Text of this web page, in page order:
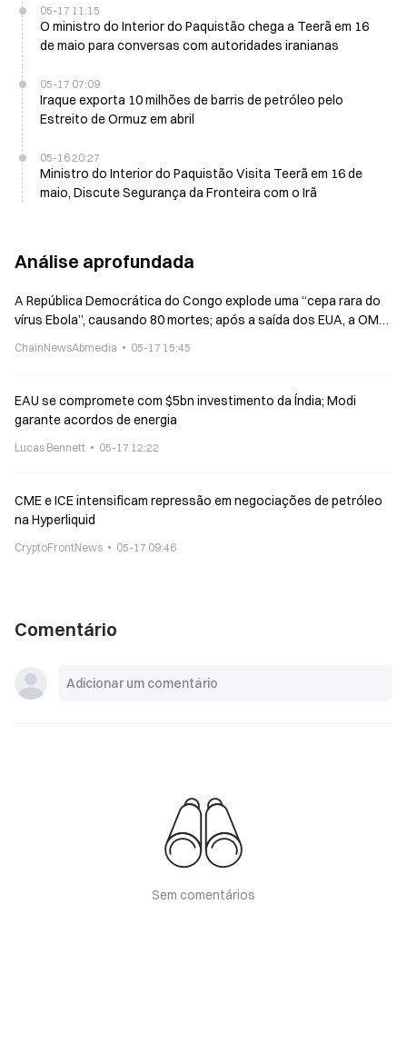
05-17 11:15
O ministro do Interior do Paquistão chega a Teerã em 16
de maio para conversas com autoridades iranianas
05-17 07:09
Iraque exporta 10 milhões de barris de petróleo pelo
Estreito de Ormuz em abril
05-16 20:27
Ministro do Interior do Paquistão Visita Teerã em 16 de
maio, Discute Segurança da Fronteira com o Irã
Análise aprofundada
A República Democrática do Congo explode uma “cepa rara do
vírus Ebola”, causando 80 mortes; após a saída dos EUA, a OMS
ChainNewsAbmedia 05-17 15:45
EAU se compromete com $5bn investimento da Índia; Modi
garante acordos de energia
Lucas Bennett 05-17 12:22
CME e ICE intensificam repressão em negociações de petróleo
na Hyperliquid
CryptoFrontNews 05-17 09:46
Comentário
Sem comentários